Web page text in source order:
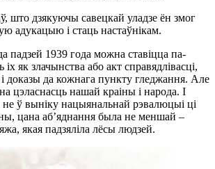
што дзякуючы савецкай уладзе ён змог
адукацыю і стаць настаўнікам.
падзей 1939 года можна ставіцца па-
іх як злачынства або акт справядлівасці,
доказы да кожнага пункту гледжання. Але
цэласнасць нашай краіны і народа. І
не ў выніку нацыянальнай рэвалюцыі ці
цана аб’яднання была не меншай –
якая падзяліла лёсы людзей.